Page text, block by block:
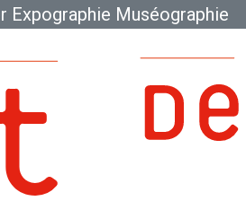
Expographie Muséographie